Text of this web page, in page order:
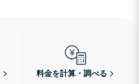
料金を計算・調べる